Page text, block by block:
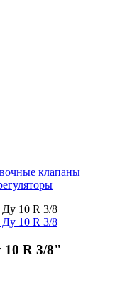
клапаны
10 R 3/8"